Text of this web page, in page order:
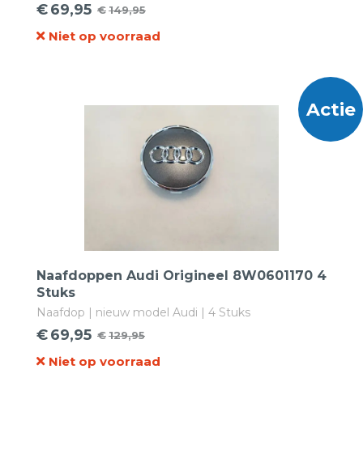
€149,95
Oorspronkelijke
prijs
€69,95
Huidige
prijs
Niet op voorraad
Actie
Naafdoppen Audi Origineel 8W0601170 4
Stuks
Naafdop | nieuw model Audi | 4 Stuks
€129,95
Oorspronkelijke
prijs
€69,95
Huidige
prijs
Niet op voorraad